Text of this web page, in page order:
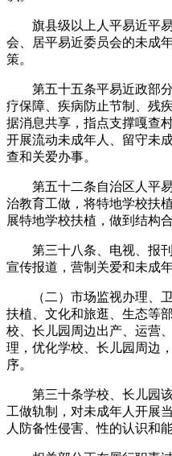
旗县级以上人平易近平易
会、居平易近委员会的未成
策。
第五十五条平易近政部分
疗保障、疾病防止节制、残
据消息共享，指点支撑嘎查
开展流动未成年人、留守未
查和关爱办事。
第五十二条自治区人平易
治教育工做，将特地学校扶
展特地学校扶植，做到结构
第三十八条、电视、报刊
宣传报道，营制关爱和未成
（二）市场监视办理、卫
扶植、文化和旅逛、生态等
校、长儿园周边出产、运营
理，优化学校、长儿园周边
序。
第三十条学校、长儿园该
工做轨制，对未成年人开展
人防备性侵害、性的认识和能